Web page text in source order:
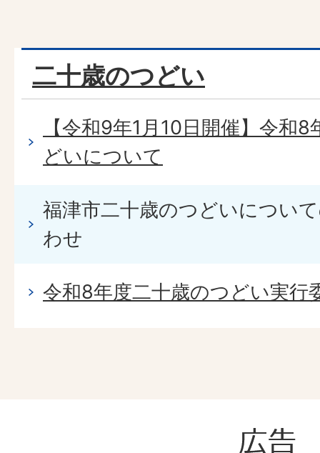
二十歳のつどい
【令和9年1月10日開催】令和
どいについて
福津市二十歳のつどいについ
わせ
令和8年度二十歳のつどい実行